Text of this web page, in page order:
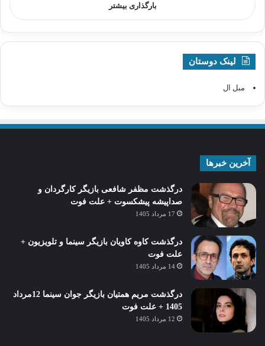
بارگذاری بیشتر
لینک دوستان
مبل ال
آخرین خبرها
درگذشت مظفر شافعی بازیگر کارگردان و
صداپیشه پیشکسوت + علت فوت
17 مرداد 1405
درگذشت کاوه کاویان بازیگر سینما و تلویزیون +
علت فوت
14 مرداد 1405
درگذشت مریم همتیان بازیگر جوان سینما 12مرداد
1405 + علت فوت
12 مرداد 1405